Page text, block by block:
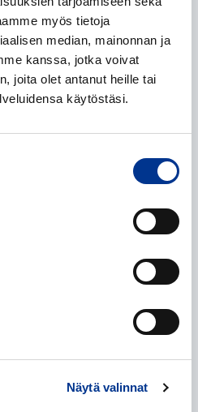
myös tietoja
median, mainonnan ja
kanssa, jotka voivat
joita olet antanut heille tai
käytöstäsi.
Näytä valinnat